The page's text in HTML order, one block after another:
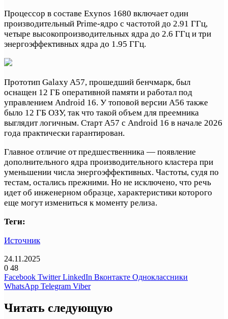
Процессор в составе Exynos 1680 включает один
производительный Prime-ядро с частотой до 2.91 ГГц,
четыре высокопроизводительных ядра до 2.6 ГГц и три
энергоэффективных ядра до 1.95 ГГц.
Прототип Galaxy A57, прошедший бенчмарк, был
оснащен 12 ГБ оперативной памяти и работал под
управлением Android 16. У топовой версии A56 также
было 12 ГБ ОЗУ, так что такой объем для преемника
выглядит логичным. Старт A57 с Android 16 в начале 2026
года практически гарантирован.
Главное отличие от предшественника — появление
дополнительного ядра производительного кластера при
уменьшении числа энергоэффективных. Частоты, судя по
тестам, остались прежними. Но не исключено, что речь
идет об инженерном образце, характеристики которого
еще могут измениться к моменту релиза.
Теги:
Источник
24.11.2025
0 48
Facebook Twitter LinkedIn Вконтакте Одноклассники
WhatsApp Telegram Viber
Читать следующую